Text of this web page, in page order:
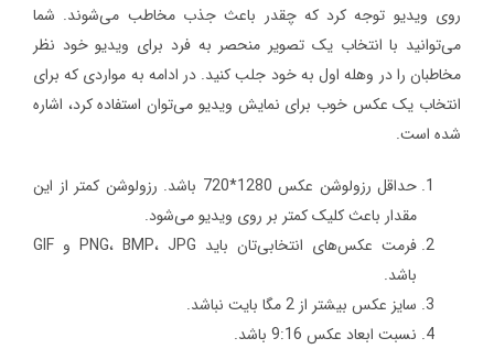
روی ویدیو توجه کرد که چقدر باعث جذب مخاطب می‌شوند. شما
می‌توانید با انتخاب یک تصویر منحصر به فرد برای ویدیو خود نظر
مخاطبان را در وهله اول به خود جلب کنید. در ادامه به مواردی که برای
انتخاب یک عکس خوب برای نمایش ویدیو می‌توان استفاده کرد، اشاره
شده است.
حداقل رزولوشن عکس 1280*720 باشد. رزولوشن کمتر از این
مقدار باعث کلیک کمتر بر روی ویدیو می‌شود.
فرمت عکس‌های انتخابی‌تان باید PNG، BMP،‌ JPG و GIF
باشد.
سایز عکس بیشتر از 2 مگا بایت نباشد.
نسبت ابعاد عکس 9:16 باشد.